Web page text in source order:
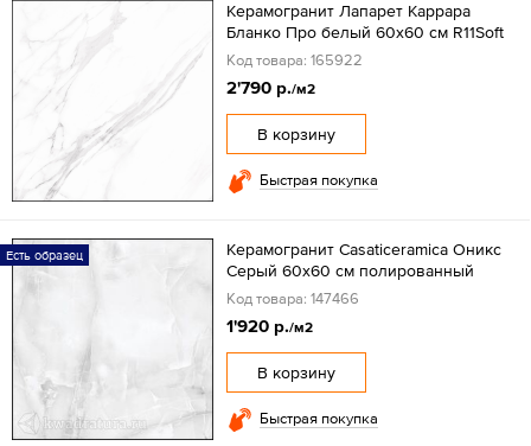
Керамогранит Лапарет Каррара
Бланко Про белый 60x60 см R11Soft
Код товара: 165922
2'790 р./м2
В корзину
Быстрая покупка
Есть образец
Керамогранит Casaticeramica Оникс
Серый 60х60 см полированный
Код товара: 147466
1'920 р./м2
В корзину
Быстрая покупка